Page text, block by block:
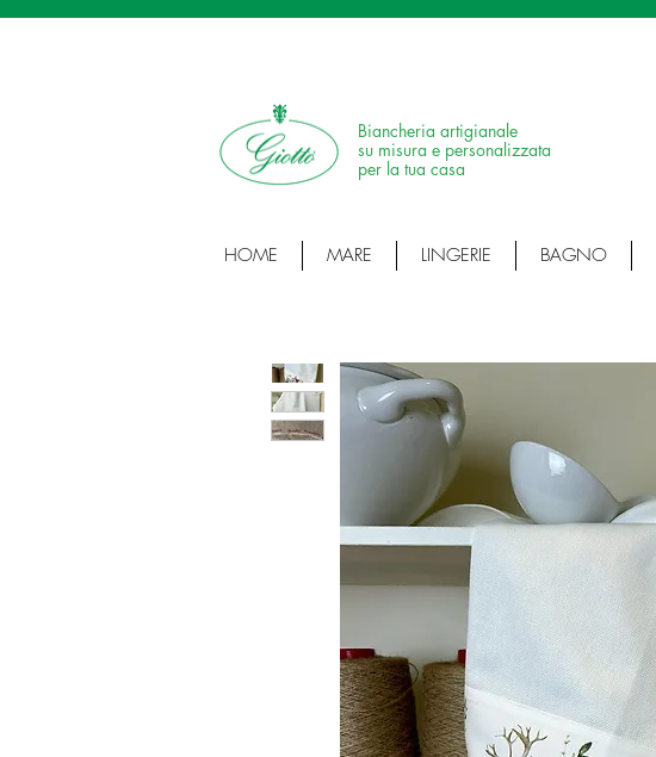
Biancheria artigianale
su misura e personalizzata
per la tua casa
HOME MARE LINGERIE BAGNO